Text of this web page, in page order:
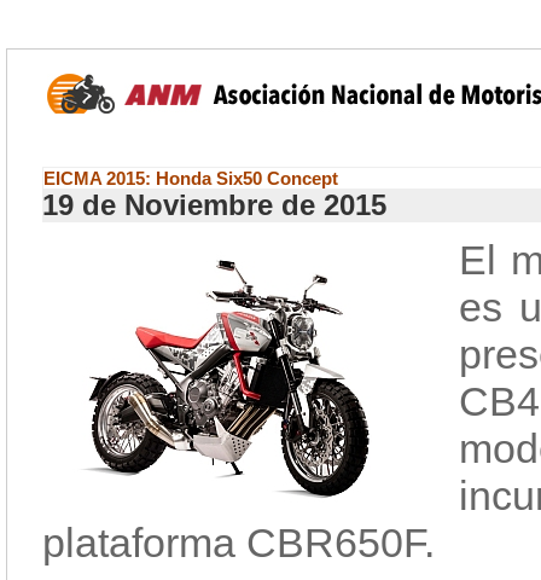
EICMA 2015: Honda Six50 Concept
19 de Noviembre de 2015
El
es
plataforma CBR650F.